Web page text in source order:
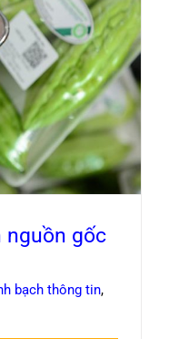
gốc sản phẩm
gốc
bạch thông tin,